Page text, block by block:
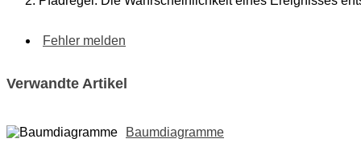
Fehler melden
Verwandte Artikel
Baumdiagramme